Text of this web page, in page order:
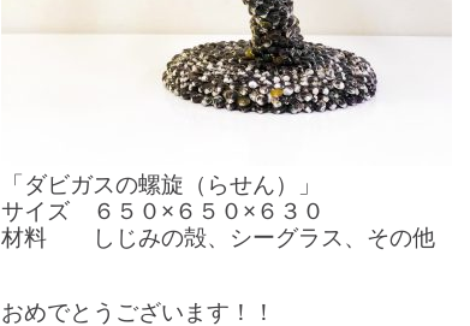
「ダビガスの螺旋（らせん）」
サイズ ６５０×６５０×６３０
材料 しじみの殻、シーグラス、その他
おめでとうございます！！